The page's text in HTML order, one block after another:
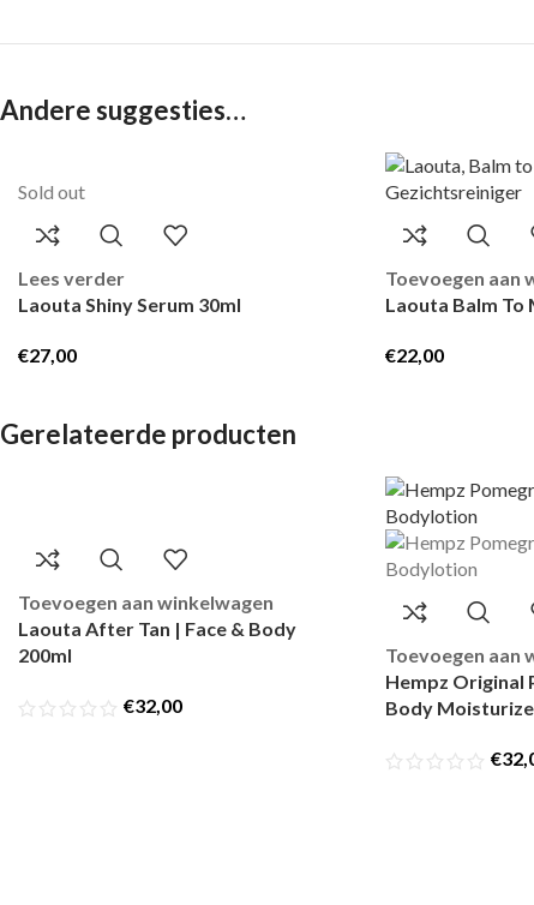
Andere suggesties…
Sold out
Lees verder
Laouta Shiny Serum 30ml
€27,00
Toevoegen aan
Laouta Balm To
€22,00
Gerelateerde producten
Toevoegen aan winkelwagen
Laouta After Tan | Face & Body
200ml
€32,00
Toevoegen aan
Hempz Original
Body
€